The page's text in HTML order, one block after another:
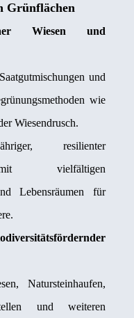
Grünflächen
Wiesen und
und
wie
Wiesendrusch.
resilienter
vielfältigen
Lebensräumen für
Natursteinhaufen,
und weiteren